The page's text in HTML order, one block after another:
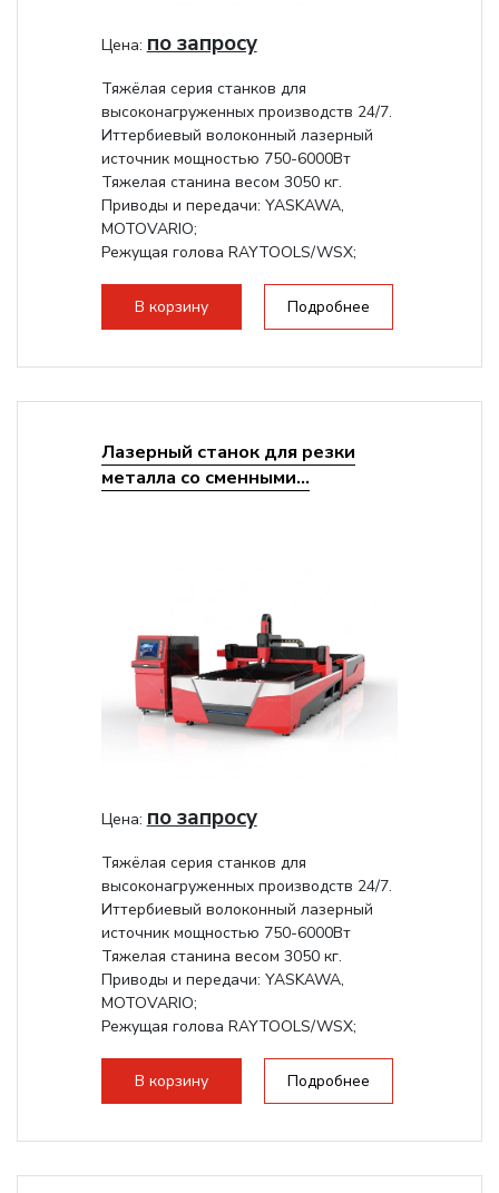
Цена: по запросу
Тяжёлая серия станков для
высоконагруженных производств 24/7.
Иттербиевый волоконный лазерный
источник мощностью 750-6000Вт
Тяжелая станина весом 3050 кг.
Приводы и передачи: YASKAWA,
MOTOVARIO;
Режущая голова RAYTOOLS/WSX;
В корзину Подробнее
Лазерный станок для резки
металла со сменными...
Цена: по запросу
Тяжёлая серия станков для
высоконагруженных производств 24/7.
Иттербиевый волоконный лазерный
источник мощностью 750-6000Вт
Тяжелая станина весом 3050 кг.
Приводы и передачи: YASKAWA,
MOTOVARIO;
Режущая голова RAYTOOLS/WSX;
В корзину Подробнее